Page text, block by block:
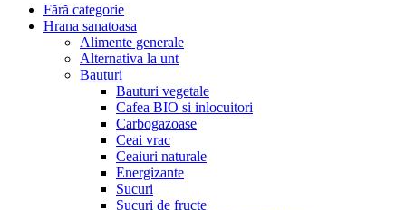
Fără categorie
Hrana sanatoasa
Alimente generale
Alternativa la unt
Bauturi
Bauturi vegetale
Cafea BIO si inlocuitori
Carbogazoase
Ceai vrac
Ceaiuri naturale
Energizante
Sucuri
Sucuri de fructe